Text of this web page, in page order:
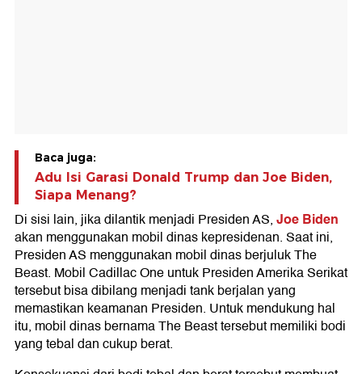
Baca juga:
Adu Isi Garasi Donald Trump dan Joe Biden,
Siapa Menang?
Di sisi lain, jika dilantik menjadi Presiden AS,Joe Biden
akan menggunakan mobil dinas kepresidenan. Saat ini,
Presiden AS menggunakan mobil dinas berjuluk The
Beast. Mobil Cadillac One untuk Presiden Amerika Serikat
tersebut bisa dibilang menjadi tank berjalan yang
memastikan keamanan Presiden. Untuk mendukung hal
itu, mobil dinas bernama The Beast tersebut memiliki bodi
yang tebal dan cukup berat.